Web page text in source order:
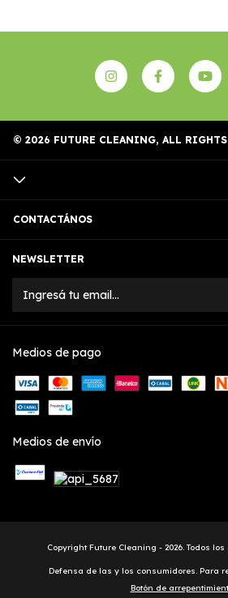
© 2026 FUTURE CLEANING, ALL RIGHTS
CONTACTÁNOS
NEWSLETTER
Medios de pago
Medios de envío
Copyright Future Cleaning - 2026. Todos
Defensa de las y los consumidores. Para
Botón de